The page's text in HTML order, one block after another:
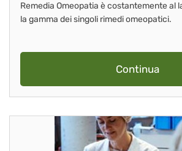
Remedia Omeopatia è costantemente al
la gamma dei singoli rimedi omeopatici.
Continua